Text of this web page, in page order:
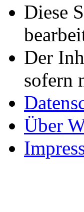
Diese
Der
sofern
Über